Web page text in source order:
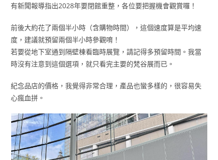
有新聞報導指出2028年要閉館重整，各位要把握機會觀賞囉！
前後大約花了兩個半小時（含購物時間），這個速度算是平均速
度，建議就預留兩個半小時參觀唷！
若要從地下室通到隔壁棟看臨時展覽，請記得多預留時間。我當
時沒有注意到這個選項，就只看完主要的梵谷展而已。
紀念品店的價格，我覺得非常合理，產品也蠻多樣的，很容易失
心瘋血拼。